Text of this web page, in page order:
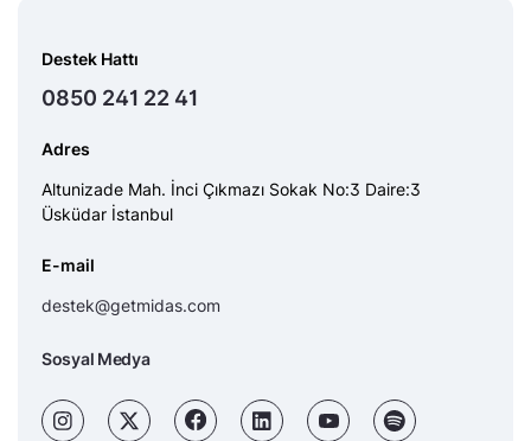
Destek Hattı
0850 241 22 41
Adres
Altunizade Mah. İnci Çıkmazı Sokak No:3 Daire:3
Üsküdar İstanbul
E-mail
destek@getmidas.com
Sosyal Medya